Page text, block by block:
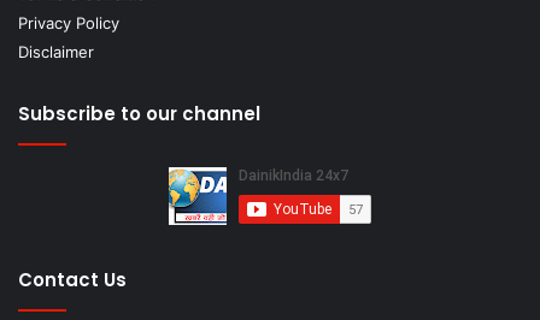
Privacy Policy
Disclaimer
Subscribe to our channel
Contact Us